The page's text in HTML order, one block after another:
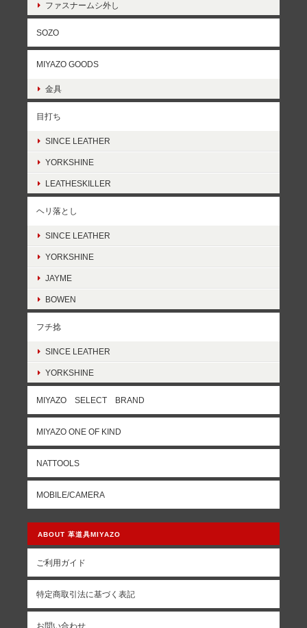
ファスナームシ外し
SOZO
MIYAZO GOODS
金具
目打ち
SINCE LEATHER
YORKSHINE
LEATHESKILLER
ヘリ落とし
SINCE LEATHER
YORKSHINE
JAYME
BOWEN
フチ捻
SINCE LEATHER
YORKSHINE
MIYAZO SELECT BRAND
MIYAZO ONE OF KIND
NATTOOLS
MOBILE/CAMERA
ABOUT 革道具MIYAZO
ご利用ガイド
特定商取引法に基づく表記
お問い合わせ